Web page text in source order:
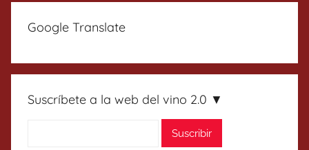
Google Translate
Suscríbete a la web del vino 2.0 ▼